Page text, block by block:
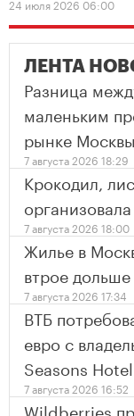
24 июля 2026 06:00
ЛЕНТА
Разница
маленьким
рынке
7 августа 2026 18:29
Крокодил,
7 августа 2026 18:00
Жилье в
втрое
7 августа 2026 17:34
ВТБ
евро с
Seasons
7 августа 2026 16:52
Wildberries